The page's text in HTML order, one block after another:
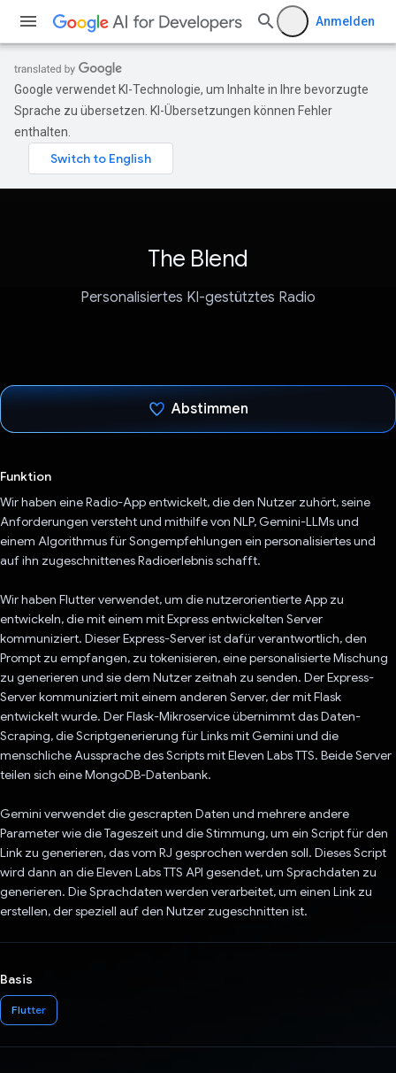
Anmelden
Google verwendet KI-Technologie, um Inhalte in Ihre bevorzugte
Sprache zu übersetzen. KI-Übersetzungen können Fehler
enthalten.
The Blend
Personalisiertes KI-gestütztes Radio
Abstimmen
Funktion
Wir haben eine Radio-App entwickelt, die den Nutzer zuhört, seine
Anforderungen versteht und mithilfe von NLP, Gemini-LLMs und
einem Algorithmus für Songempfehlungen ein personalisiertes und
auf ihn zugeschnittenes Radioerlebnis schafft.
Wir haben Flutter verwendet, um die nutzerorientierte App zu
entwickeln, die mit einem mit Express entwickelten Server
kommuniziert. Dieser Express-Server ist dafür verantwortlich, den
Prompt zu empfangen, zu tokenisieren, eine personalisierte Mischung
zu generieren und sie dem Nutzer zeitnah zu senden. Der Express-
Server kommuniziert mit einem anderen Server, der mit Flask
entwickelt wurde. Der Flask-Mikroservice übernimmt das Daten-
Scraping, die Scriptgenerierung für Links mit Gemini und die
menschliche Aussprache des Scripts mit Eleven Labs TTS. Beide Server
teilen sich eine MongoDB-Datenbank.
Gemini verwendet die gescrapten Daten und mehrere andere
Parameter wie die Tageszeit und die Stimmung, um ein Script für den
Link zu generieren, das vom RJ gesprochen werden soll. Dieses Script
wird dann an die Eleven Labs TTS API gesendet, um Sprachdaten zu
generieren. Die Sprachdaten werden verarbeitet, um einen Link zu
erstellen, der speziell auf den Nutzer zugeschnitten ist.
Basis
Flutter